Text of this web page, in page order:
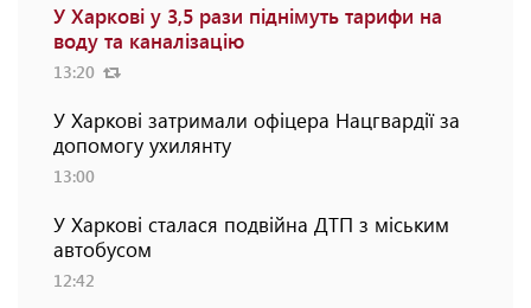
У Харкові у 3,5 рази піднімуть тарифи на
воду та каналізацію
13:20
У Харкові затримали офіцера Нацгвардії за
допомогу ухилянту
13:00
У Харкові сталася подвійна ДТП з міським
автобусом
12:42